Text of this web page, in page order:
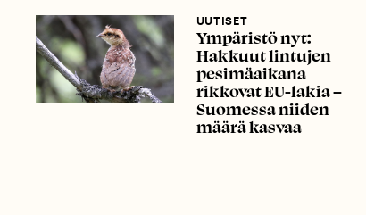
UUTISET
Ympäristö nyt:
Hakkuut lintujen
pesimäaikana
rikkovat EU-lakia –
Suomessa niiden
määrä kasvaa